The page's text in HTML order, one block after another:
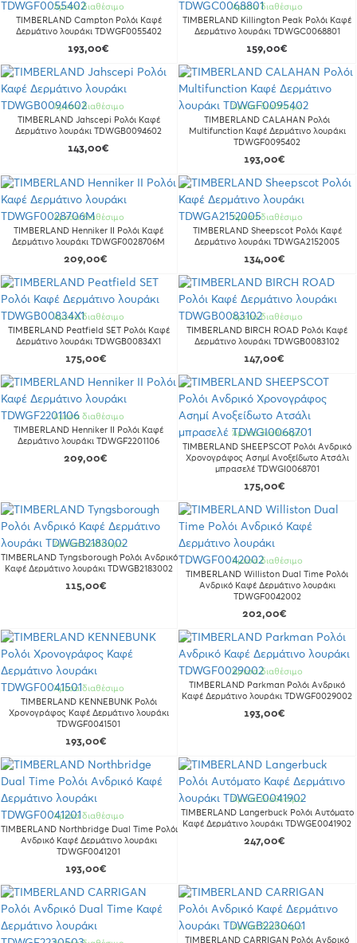
Άμεσα διαθέσιμο
TIMBERLAND Campton Ρολόι Καφέ
Δερμάτινο λουράκι TDWGF0055402
193,00€
Άμεσα διαθέσιμο
TIMBERLAND Killington Peak Ρολόι Καφέ
Δερμάτινο λουράκι TDWGC0068801
159,00€
Άμεσα διαθέσιμο
TIMBERLAND Jahscepi Ρολόι Καφέ
Δερμάτινο λουράκι TDWGB0094602
143,00€
Άμεσα διαθέσιμο
TIMBERLAND CALAHAN Ρολόι
Multifunction Καφέ Δερμάτινο λουράκι
TDWGF0095402
193,00€
Άμεσα διαθέσιμο
TIMBERLAND Henniker II Ρολόι Καφέ
Δερμάτινο λουράκι TDWGF0028706M
209,00€
Άμεσα διαθέσιμο
TIMBERLAND Sheepscot Ρολόι Καφέ
Δερμάτινο λουράκι TDWGA2152005
134,00€
Άμεσα διαθέσιμο
TIMBERLAND Peatfield SET Ρολόι Καφέ
Δερμάτινο λουράκι TDWGB00834X1
175,00€
Άμεσα διαθέσιμο
TIMBERLAND BIRCH ROAD Ρολόι Καφέ
Δερμάτινο λουράκι TDWGB0083102
147,00€
Άμεσα διαθέσιμο
TIMBERLAND Henniker II Ρολόι Καφέ
Δερμάτινο λουράκι TDWGF2201106
209,00€
Άμεσα διαθέσιμο
TIMBERLAND SHEEPSCOT Ρολόι Ανδρικό
Χρονογράφος Ασημί Ανοξείδωτο Ατσάλι
μπρασελέ TDWGI0068701
175,00€
Άμεσα διαθέσιμο
TIMBERLAND Tyngsborough Ρολόι Ανδρικό
Καφέ Δερμάτινο λουράκι TDWGB2183002
115,00€
Άμεσα διαθέσιμο
TIMBERLAND Williston Dual Time Ρολόι
Ανδρικό Καφέ Δερμάτινο λουράκι
TDWGF0042002
202,00€
Άμεσα διαθέσιμο
TIMBERLAND KENNEBUNK Ρολόι
Χρονογράφος Καφέ Δερμάτινο λουράκι
TDWGF0041501
193,00€
Άμεσα διαθέσιμο
TIMBERLAND Parkman Ρολόι Ανδρικό
Καφέ Δερμάτινο λουράκι TDWGF0029002
193,00€
Άμεσα διαθέσιμο
TIMBERLAND Northbridge Dual Time Ρολόι
Ανδρικό Καφέ Δερμάτινο λουράκι
TDWGF0041201
193,00€
Άμεσα διαθέσιμο
TIMBERLAND Langerbuck Ρολόι Αυτόματο
Καφέ Δερμάτινο λουράκι TDWGE0041902
247,00€
Άμεσα διαθέσιμο
TIMBERLAND CARRIGAN Ρολόι Ανδρικό